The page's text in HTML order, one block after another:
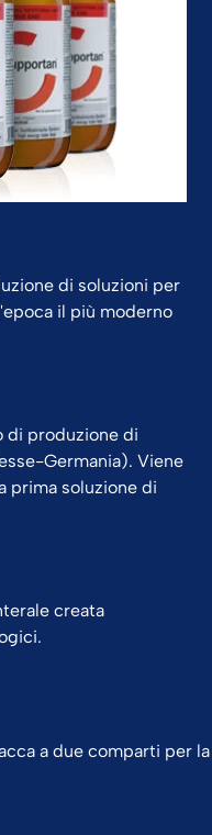
di soluzioni per
il più moderno
di produzione di
Germania).​ Viene
prima soluzione di
creata
a due comparti per la